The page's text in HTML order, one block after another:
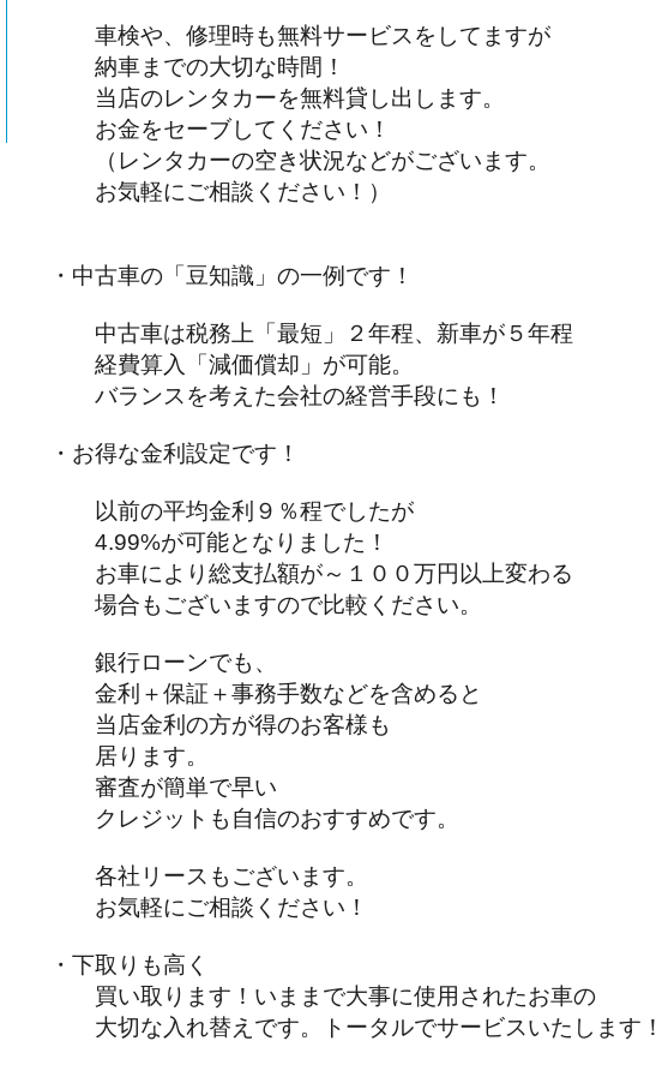
車検や、修理時も無料サービスをしてますが
納車までの大切な時間！
当店のレンタカーを無料貸し出します。
お金をセーブしてください！
（レンタカーの空き状況などがございます。
お気軽にご相談ください！）
・中古車の「豆知識」の一例です！
中古車は税務上「最短」２年程、新車が５年程
経費算入「減価償却」が可能。
バランスを考えた会社の経営手段にも！
・お得な金利設定です！
以前の平均金利９％程でしたが
4.99%が可能となりました！
お車により総支払額が～１００万円以上変わる
場合もございますので比較ください。
銀行ローンでも、
金利＋保証＋事務手数などを含めると
当店金利の方が得のお客様も
居ります。
審査が簡単で早い
クレジットも自信のおすすめです。
各社リースもございます。
お気軽にご相談ください！
・下取りも高く
買い取ります！いままで大事に使用されたお車の
大切な入れ替えです。トータルでサービスいたします！